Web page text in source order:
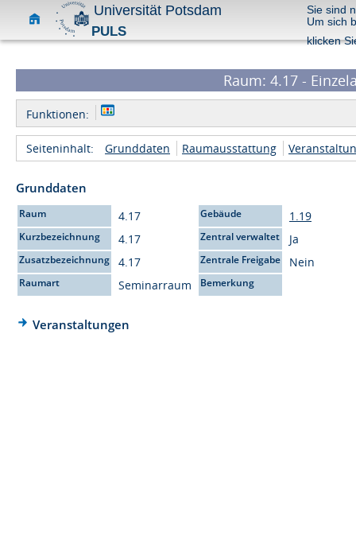
Universität Potsdam
PULS
Sie sind
Um sich
klicken
Raum: 4.17 -
Funktionen:
Seiteninhalt: Grunddaten Raumausstattung
Grunddaten
Raum 4.17 Gebäude 1.19
Kurzbezeichnung 4.17 Zentral verwaltet Ja
Zusatzbezeichnung 4.17 Zentrale Freigabe Nein
Raumart Seminarraum Bemerkung
Veranstaltungen